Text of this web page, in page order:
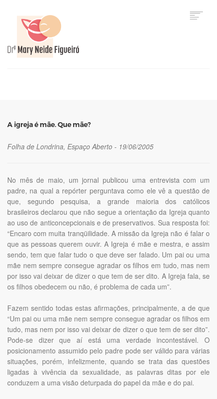
A igreja é mãe. Que mãe?
Folha de Londrina, Espaço Aberto - 19/06/2005
No mês de maio, um jornal publicou uma entrevista com um
padre, na qual a repórter perguntava como ele vê a questão de
que, segundo pesquisa, a grande maioria dos católicos
brasileiros declarou que não segue a orientação da Igreja quanto
ao uso de anticoncepcionais e de preservativos. Sua resposta foi:
“Encaro com muita tranqüilidade. A missão da Igreja não é falar o
que as pessoas querem ouvir. A Igreja é mãe e mestra, e assim
sendo, tem que falar tudo o que deve ser falado. Um pai ou uma
mãe nem sempre consegue agradar os filhos em tudo, mas nem
por isso vai deixar de dizer o que tem de ser dito. A Igreja fala, se
os filhos obedecem ou não, é problema de cada um”.
Fazem sentido todas estas afirmações, principalmente, a de que
“Um pai ou uma mãe nem sempre consegue agradar os filhos em
tudo, mas nem por isso vai deixar de dizer o que tem de ser dito”.
Pode-se dizer que aí está uma verdade incontestável. O
posicionamento assumido pelo padre pode ser válido para várias
situações, porém, infelizmente, quando se trata das questões
ligadas à vivência da sexualidade, as palavras ditas por ele
conduzem a uma visão deturpada do papel da mãe e do pai.